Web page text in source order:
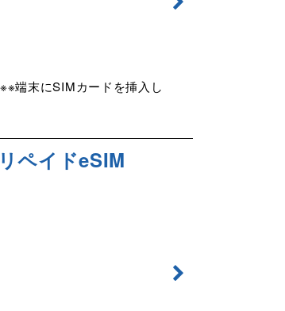
端末にSIMカードを挿入し
ペイドeSIM